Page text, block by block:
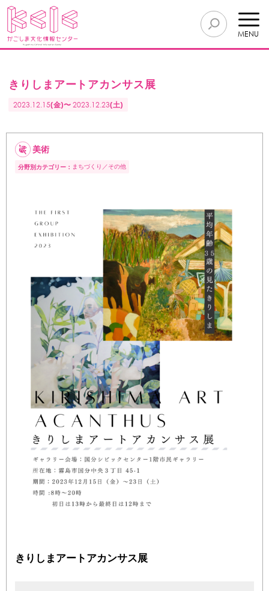
MENU
きりしまアートアカンサス展
2023.12.15(金)〜2023.12.23(土)
美術
分野別カテゴリー： まちづくり その他
きりしまアートアカンサス展